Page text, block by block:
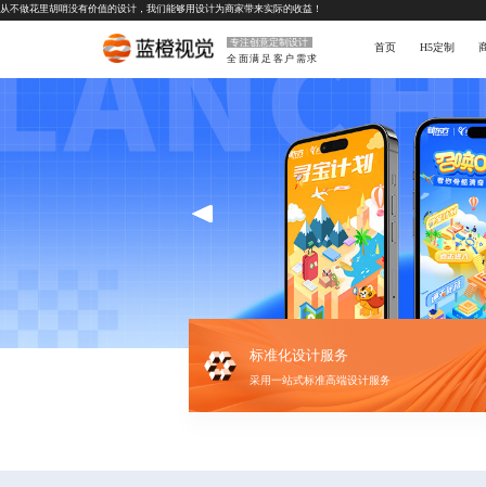
从不做花里胡哨没有价值的设计，我们能够用设计为商家带来实际的收益！
专注创意定制设计
全面满足客户需求
首页 H5定制
标准化设计服务
采用一站式标准高端设计服务